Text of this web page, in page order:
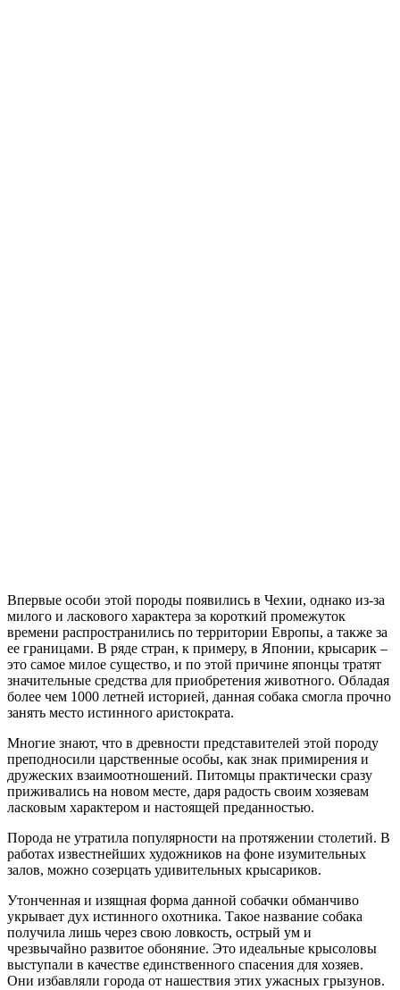
Впервые особи этой породы появились в Чехии, однако из-за
милого и ласкового характера за короткий промежуток
времени распространились по территории Европы, а также за
ее границами. В ряде стран, к примеру, в Японии, крысарик –
это самое милое существо, и по этой причине японцы тратят
значительные средства для приобретения животного. Обладая
более чем 1000 летней историей, данная собака смогла прочно
занять место истинного аристократа.
Многие знают, что в древности представителей этой породу
преподносили царственные особы, как знак примирения и
дружеских взаимоотношений. Питомцы практически сразу
приживались на новом месте, даря радость своим хозяевам
ласковым характером и настоящей преданностью.
Порода не утратила популярности на протяжении столетий. В
работах известнейших художников на фоне изумительных
залов, можно созерцать удивительных крысариков.
Утонченная и изящная форма данной собачки обманчиво
укрывает дух истинного охотника. Такое название собака
получила лишь через свою ловкость, острый ум и
чрезвычайно развитое обоняние. Это идеальные крысоловы
выступали в качестве единственного спасения для хозяев.
Они избавляли города от нашествия этих ужасных грызунов.